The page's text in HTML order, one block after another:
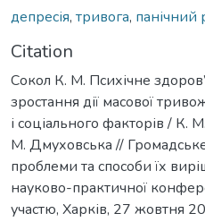
депресія, тривога, панічний
Citation
Сокол К. М. Психічне
зростання дії масової
і соціального факторів /
М. Дмуховська // Громадське
проблеми та способи їх
науково-практичної
участю, Харків, 27 жовтня